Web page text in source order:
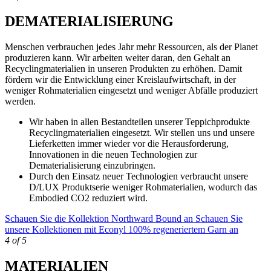
DEMATERIALISIERUNG
Menschen verbrauchen jedes Jahr mehr Ressourcen, als der Planet
produzieren kann. Wir arbeiten weiter daran, den Gehalt an
Recyclingmaterialien in unseren Produkten zu erhöhen. Damit
fördern wir die Entwicklung einer Kreislaufwirtschaft, in der
weniger Rohmaterialien eingesetzt und weniger Abfälle produziert
werden.
Wir haben in allen Bestandteilen unserer Teppichprodukte
Recyclingmaterialien eingesetzt. Wir stellen uns und unsere
Lieferketten immer wieder vor die Herausforderung,
Innovationen in die neuen Technologien zur
Dematerialisierung einzubringen.
Durch den Einsatz neuer Technologien verbraucht unsere
D/LUX Produktserie weniger Rohmaterialien, wodurch das
Embodied CO2 reduziert wird.
Schauen Sie die Kollektion Northward Bound an Schauen Sie
unsere Kollektionen mit Econyl 100% regeneriertem Garn an
4 of 5
MATERIALIEN